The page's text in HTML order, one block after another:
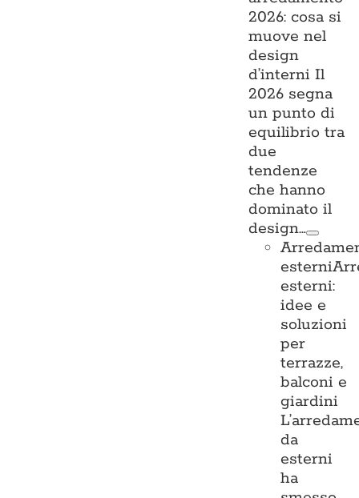
2026: cosa si
muove nel
design
d’interni Il
2026 segna
un punto di
equilibrio tra
due
tendenze
che hanno
dominato il
design…
esterni
esterni:
idee e
soluzioni
per
terrazze,
balconi e
giardini
da
esterni
ha